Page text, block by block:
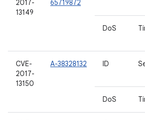
2017-
13149
65719872
DoS
CVE-
2017-
13150
A-38328132 ID
DoS